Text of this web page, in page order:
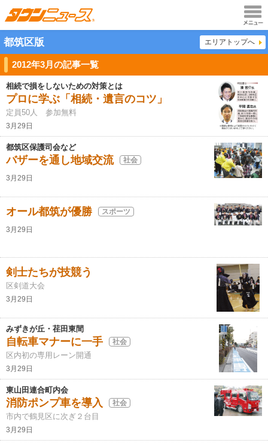
メニュ
ー
都筑区版 エリアトップへ
2012年3月の記事一覧
相続で損をしないための対策とは
プロに学ぶ「相続・遺言のコツ」
定員50人 参加無料
3月29日
都筑区保護司会など
バザーを通し地域交流 社会
3月29日
オール都筑が優勝 スポーツ
3月29日
剣士たちが技競う
区剣道大会
3月29日
みずきが丘・荏田東間
自転車マナーに一手 社会
区内初の専用レーン開通
3月29日
東山田連合町内会
消防ポンプ車を導入 社会
市内で鶴見区に次ぎ２台目
3月29日